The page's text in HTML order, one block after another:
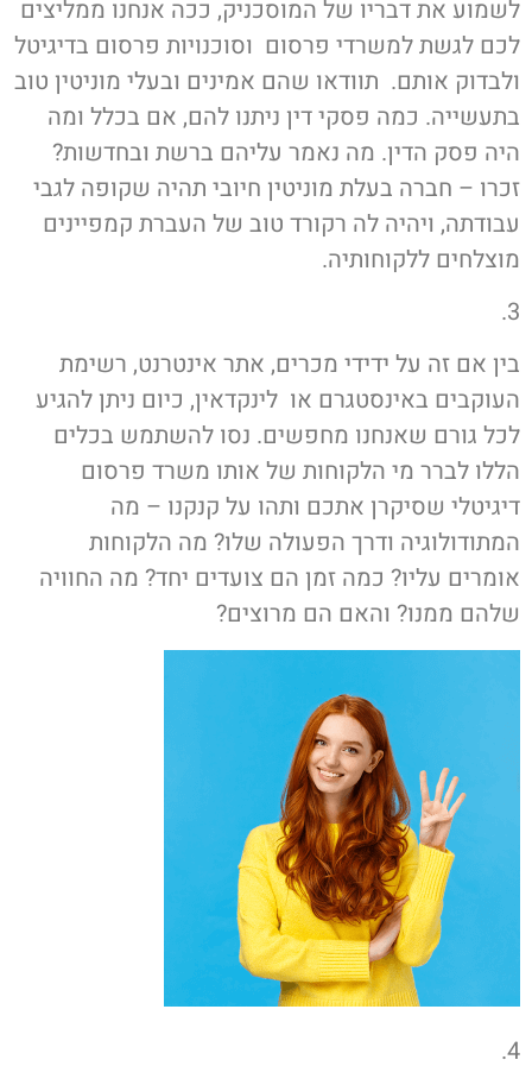
לשמוע את דבריו של המוסכניק, ככה אנחנו ממליצים
לכם לגשת למשרדי פרסום וסוכנויות פרסום בדיגיטל
ולבדוק אותם. תוודאו שהם אמינים ובעלי מוניטין טוב
בתעשייה. כמה פסקי דין ניתנו להם, אם בכלל ומה
היה פסק הדין. מה נאמר עליהם ברשת ובחדשות?
זכרו – חברה בעלת מוניטין חיובי תהיה שקופה לגבי
עבודתה, ויהיה לה רקורד טוב של העברת קמפיינים
מוצלחים ללקוחותיה.
3.
בין אם זה על ידידי מכרים, אתר אינטרנט, רשימת
העוקבים באינסטגרם או לינקדאין, כיום ניתן להגיע
לכל גורם שאנחנו מחפשים. נסו להשתמש בכלים
הללו לברר מי הלקוחות של אותו משרד פרסום
דיגיטלי שסיקרן אתכם ותהו על קנקנו – מה
המתודולוגיה ודרך הפעולה שלו? מה הלקוחות
אומרים עליו? כמה זמן הם צועדים יחד? מה החוויה
שלהם ממנו? והאם הם מרוצים?
4.